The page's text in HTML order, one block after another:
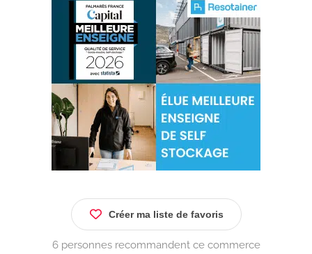
Créer ma liste de favoris
6 personnes recommandent ce commerce